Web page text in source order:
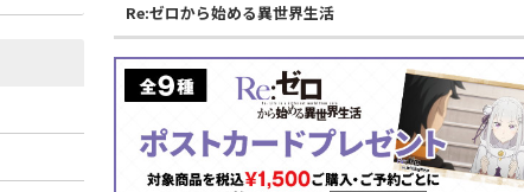
Re:ゼロから始める異世界生活